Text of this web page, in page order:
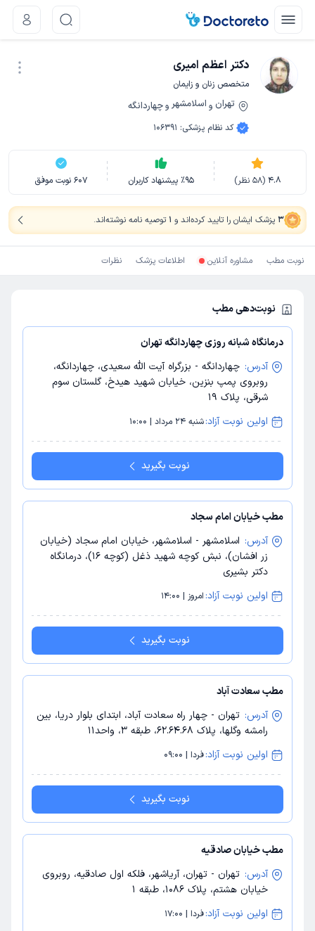
دکتر اعظم امیری
متخصص زنان و زایمان
تهران و اسلامشهر وچهاردانگه
کد نظام پزشکی:
106391
4.8
(
58 نظر) ٪95 پیشنهاد کاربران 607 نوبت موفق
3 پزشک ایشان را تایید کرده‌اند و 1توصیه نامه نوشته‌اند.
نوبت مطب مشاوره آنلاین اطلاعات پزشک نظرات
نوبت‌دهی مطب
درمانگاه شبانه روزی چهاردانگه تهران
آدرس: چهاردانگه - بزرگراه آیت الله سعیدی، چهاردانگه،
روبروی پمپ بنزین، خیابان شهید هیدخ، گلستان سوم
شرقی، پلاک 19
اولین نوبت آزاد:شنبه 24 مرداد | 10:00
نوبت بگیرید
مطب خیابان امام سجاد
آدرس: اسلامشهر - اسلامشهر، خیابان امام سجاد (خیابان
زر افشان)، نبش کوچه شهید ذغل (کوچه 16)، درمانگاه
دکتر بشیری
اولین نوبت آزاد: امروز | 14:00
نوبت بگیرید
مطب سعادت آباد
آدرس: تهران - چهار راه سعادت آباد، ابتدای بلوار دریا، بین
رامشه وگلها، پلاک 62.64.68، طبقه 3، واحد11
اولین نوبت آزاد:فردا | 09:00
نوبت بگیرید
مطب خیابان صادقیه
آدرس: تهران - تهران، آریاشهر، فلکه اول صادقیه، روبروی
خیابان هشتم، پلاک 1086، طبقه 1
اولین نوبت آزاد:فردا | 17:00